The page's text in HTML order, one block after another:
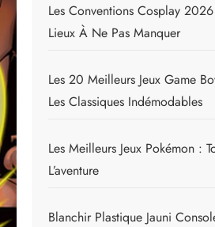
Les Conventions Cosplay
Lieux À Ne Pas Manquer
Les 20 Meilleurs Jeux Game
Les Classiques Indémodables
Les Meilleurs Jeux Pokémon :
L’aventure
Blanchir Plastique Jauni